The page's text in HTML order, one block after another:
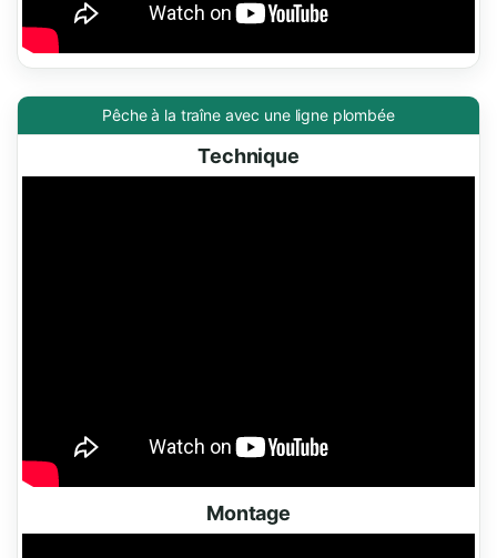
Pêche à la traîne avec une ligne plombée
Technique
Montage